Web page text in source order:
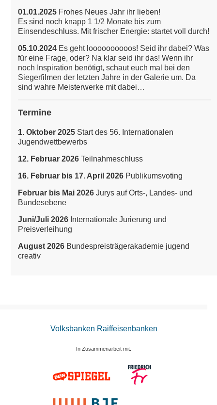
01.01.2025 Frohes Neues Jahr ihr lieben!
Es sind noch knapp 1 1/2 Monate bis zum
Einsendeschluss. Mit frischer Energie: startet voll durch!
05.10.2024 Es geht loooooooooos! Seid ihr dabei? Was
für eine Frage, oder? Na klar seid ihr das! Wenn ihr
noch Inspiration benötigt, schaut euch mal bei den
Siegerfilmen der letzten Jahre in der Galerie um. Da
sind wahre Meisterwerke mit dabei…
Termine
1. Oktober 2025 Start des 56. Internationalen
Jugendwettbewerbs
12. Februar 2026 Teilnahmeschluss
16. Februar bis 17. April 2026 Publikumsvoting
Februar bis Mai 2026 Jurys auf Orts-, Landes- und
Bundesebene
Juni/Juli 2026 Internationale Jurierung und
Preisverleihung
August 2026 Bundespreisträgerakademie jugend
creativ
Volksbanken Raiffeisenbanken
In Zusammenarbeit mit: